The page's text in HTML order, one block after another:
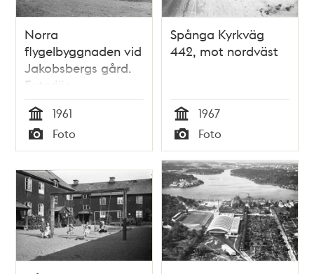
Norra
flygelbyggnaden vid
Jakobsbergs gård.
Exteriör
Tid
1961
Typ
Foto
Spånga Kyrkväg
442, mot nordväst
Tid
1967
Typ
Foto